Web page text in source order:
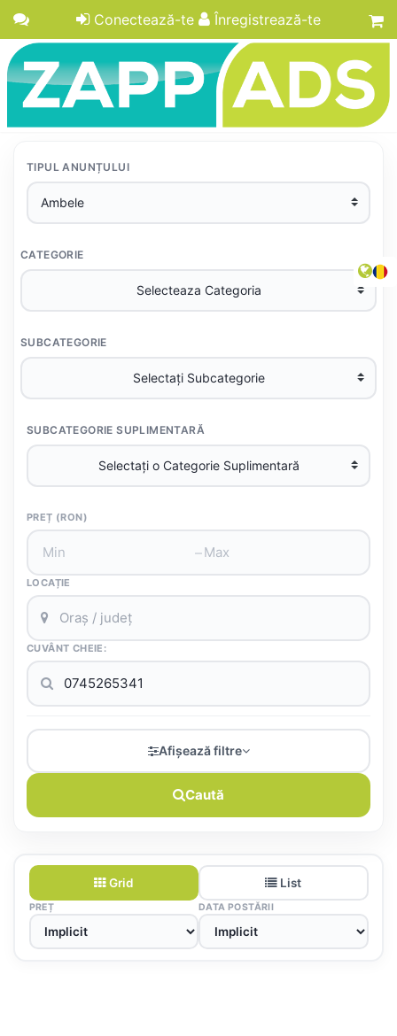
Conectează-te Înregistrează-te
TIPUL ANUNȚULUI
CATEGORIE
SUBCATEGORIE
SUBCATEGORIE SUPLIMENTARĂ
PREȚ (RON)
–
LOCAȚIE
CUVÂNT CHEIE:
Afișează filtre
Caută
Grid List
PREȚ DATA POSTĂRII